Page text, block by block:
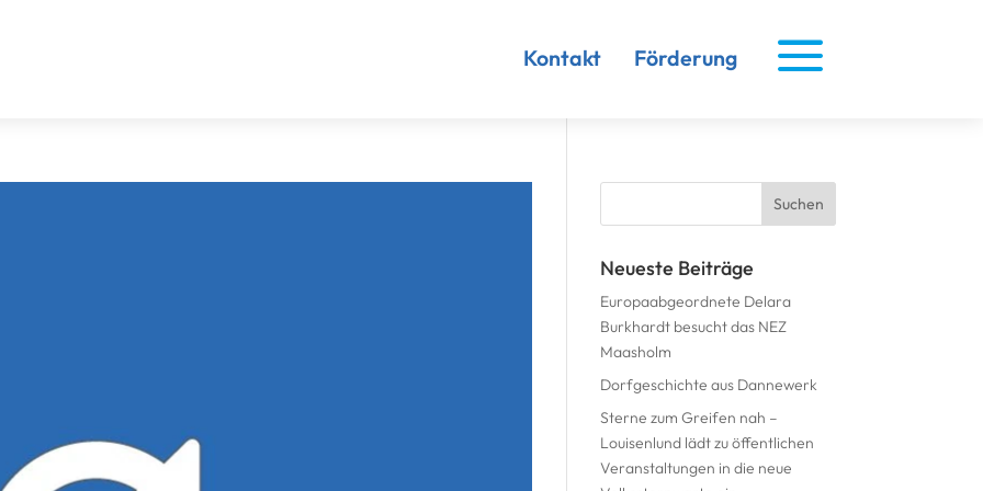
Kontakt Förderung a
Suchen
Neueste Beiträge
Europaabgeordnete Delara
Burkhardt besucht das NEZ
Maasholm
Dorfgeschichte aus Dannewerk
Sterne zum Greifen nah –
Louisenlund lädt zu öffentlichen
Veranstaltungen in die neue